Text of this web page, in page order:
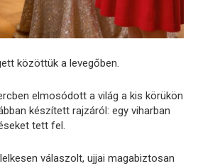
közöttük a levegőben.
elmosódott a világ a kis körükön
készített rajzáról: egy viharban
tett fel.
válaszolt, ujjai magabiztosan